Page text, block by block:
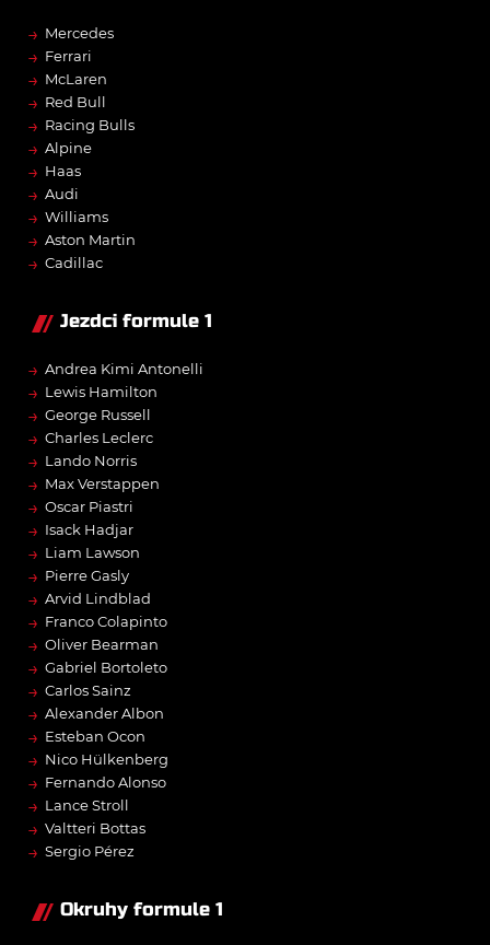
→ Mercedes
→ Ferrari
→ McLaren
→ Red Bull
→ Racing Bulls
→ Alpine
→ Haas
→ Audi
→ Williams
→ Aston Martin
→ Cadillac
Jezdci formule 1
→ Andrea Kimi Antonelli
→ Lewis Hamilton
→ George Russell
→ Charles Leclerc
→ Lando Norris
→ Max Verstappen
→ Oscar Piastri
→ Isack Hadjar
→ Liam Lawson
→ Pierre Gasly
→ Arvid Lindblad
→ Franco Colapinto
→ Oliver Bearman
→ Gabriel Bortoleto
→ Carlos Sainz
→ Alexander Albon
→ Esteban Ocon
→ Nico Hülkenberg
→ Fernando Alonso
→ Lance Stroll
→ Valtteri Bottas
→ Sergio Pérez
Okruhy formule 1